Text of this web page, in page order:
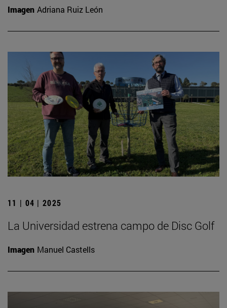
Imagen Adriana Ruiz León
11 | 04 | 2025
La Universidad estrena campo de Disc Golf
Imagen Manuel Castells